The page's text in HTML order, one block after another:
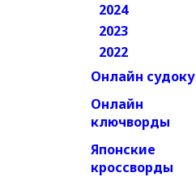
2024
2023
2022
Онлайн судоку
Онлайн
ключворды
Японские
кроссворды